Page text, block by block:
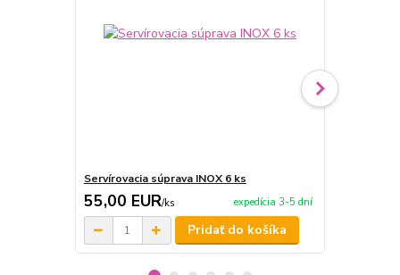
Servírovacia súprava INOX 6 ks
55,00 EUR/ks expedícia 3-5 dní
Pridať do košíka